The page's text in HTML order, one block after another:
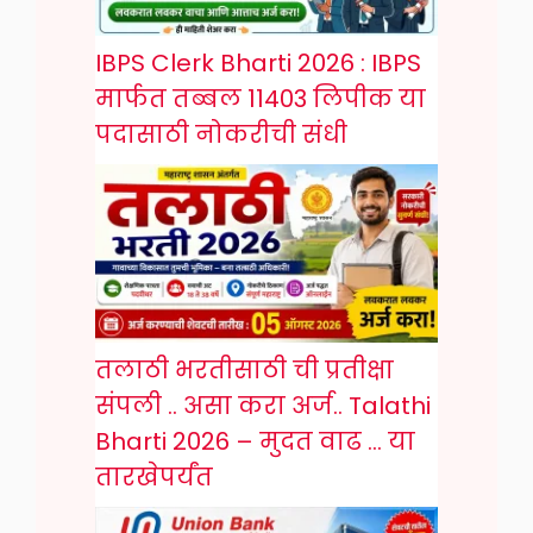
IBPS Clerk Bharti 2026 : IBPS
मार्फत तब्बल 11403 लिपीक या
पदासाठी नोकरीची संधी
तलाठी भरतीसाठी ची प्रतीक्षा
संपली .. असा करा अर्ज.. Talathi
Bharti 2026 – मुदत वाढ … या
तारखेपर्यंत